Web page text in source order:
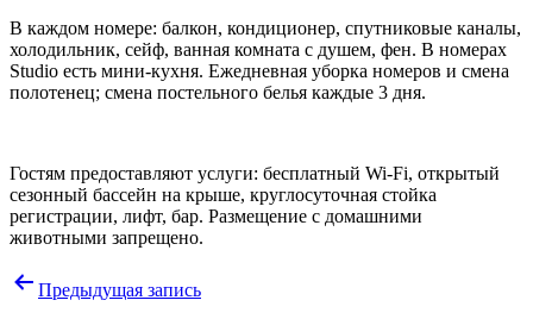
В каждом номере: балкон, кондиционер, спутниковые каналы,
холодильник, сейф, ванная комната с душем, фен. В номерах
Studio есть мини-кухня. Ежедневная уборка номеров и смена
полотенец; смена постельного белья каждые 3 дня.
Гостям предоставляют услуги: бесплатный Wi-Fi, открытый
сезонный бассейн на крыше, круглосуточная стойка
регистрации, лифт, бар. Размещение с домашними
животными запрещено.
Навигация
Предыдущая запись